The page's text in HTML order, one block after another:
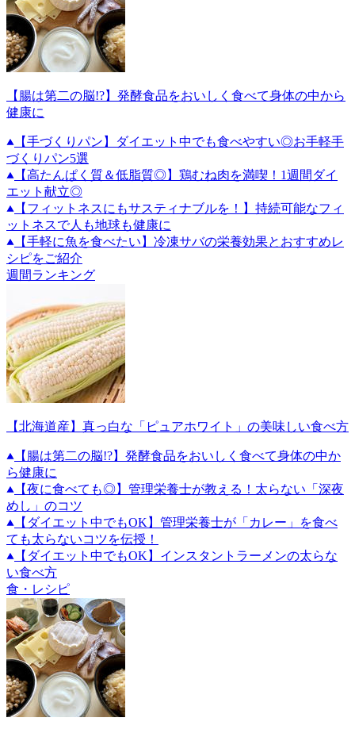
【腸は第二の脳!?】発酵食品をおいしく食べて身体の中から
健康に
【手づくりパン】ダイエット中でも食べやすい◎お手軽手
づくりパン5選
【高たんぱく質＆低脂質◎】鶏むね肉を満喫！1週間ダイ
エット献立◎
【フィットネスにもサスティナブルを！】持続可能なフィ
ットネスで人も地球も健康に
【手軽に魚を食べたい】冷凍サバの栄養効果とおすすめレ
シピをご紹介
週間ランキング
【北海道産】真っ白な「ピュアホワイト」の美味しい食べ方
【腸は第二の脳!?】発酵食品をおいしく食べて身体の中か
ら健康に
【夜に食べても◎】管理栄養士が教える！太らない「深夜
めし」のコツ
【ダイエット中でもOK】管理栄養士が「カレー」を食べ
ても太らないコツを伝授！
【ダイエット中でもOK】インスタントラーメンの太らな
い食べ方
食・レシピ